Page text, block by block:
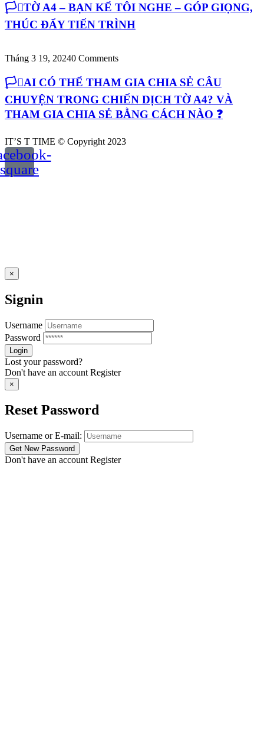
🏳️‍⚧️TỜ A4 – BẠN KỂ TÔI NGHE – GÓP GIỌNG,
THÚC ĐẨY TIẾN TRÌNH
Tháng 3 19, 20240 Comments
🏳️‍⚧️AI CÓ THỂ THAM GIA CHIA SẺ CÂU
CHUYỆN TRONG CHIẾN DỊCH TỜ A4? VÀ
THAM GIA CHIA SẺ BẰNG CÁCH NÀO ❓
IT’S T TIME © Copyright 2023
square
×
Signin
Username
Password
Lost your password?
Don't have an account Register
×
Reset Password
Username or E-mail:
Don't have an account Register